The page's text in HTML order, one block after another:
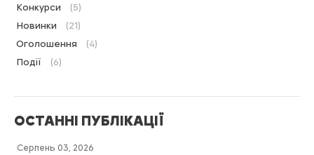
Конкурси
(5)
Новинки
(21)
Оголошення
(4)
Події
(6)
ОСТАННІ ПУБЛІКАЦІЇ
Серпень 03, 2026